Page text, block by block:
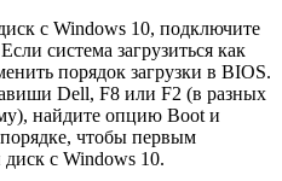
с Windows 10, подключите
система загрузиться как
порядок загрузки в BIOS.
Dell, F8 или F2 (в разных
найдите опцию Boot и
порядке, чтобы первым
с Windows 10.